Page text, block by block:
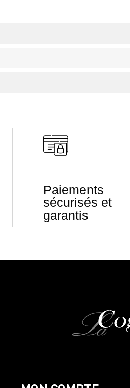
Paiements
sécurisés et
garantis